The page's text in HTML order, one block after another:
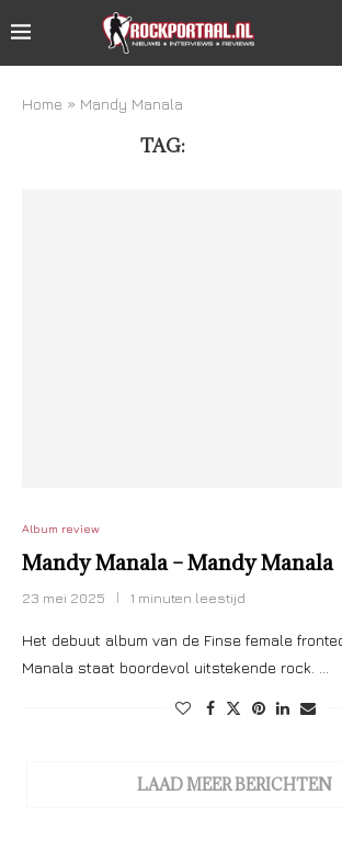
Home » Mandy Manala
TAG:
Album review
Mandy Manala – Mandy Manala
23 mei 2025 1 minuten leestijd
Het debuut album van de Finse female
Manala staat boordevol uitstekende rock. …
LAAD MEER BERICHTEN